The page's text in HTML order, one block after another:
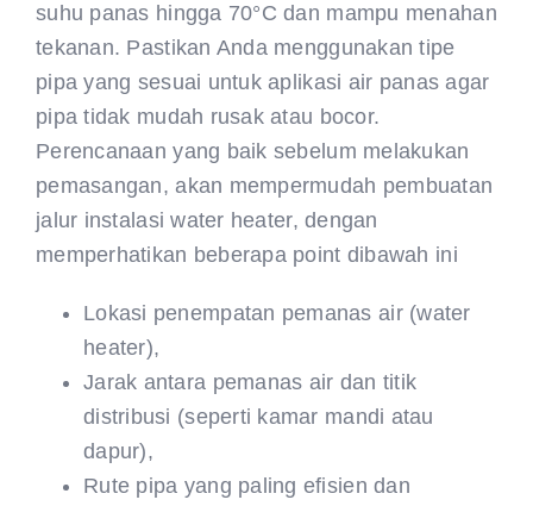
suhu panas hingga 70°C dan mampu menahan
tekanan. Pastikan Anda menggunakan tipe
pipa yang sesuai untuk aplikasi air panas agar
pipa tidak mudah rusak atau bocor.
Perencanaan yang baik sebelum melakukan
pemasangan, akan mempermudah pembuatan
jalur instalasi water heater, dengan
memperhatikan beberapa point dibawah ini
Lokasi penempatan pemanas air (water
heater),
Jarak antara pemanas air dan titik
distribusi (seperti kamar mandi atau
dapur),
Rute pipa yang paling efisien dan